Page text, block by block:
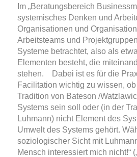
Im „Beratungsbereich
systemisches Denken und
Organisationen und
Arbeitsteams und
Systeme betrachtet, also als
Elementen besteht, die
stehen.
Dabei ist es für die
Facilitation wichtig zu wissen,
Tradition von Bateson /
Systems sein soll oder (in der
Luhmann) nicht Element des
Umwelt des Systems gehört.
soziologischer Sicht mit
Mensch interessiert mich nicht!“